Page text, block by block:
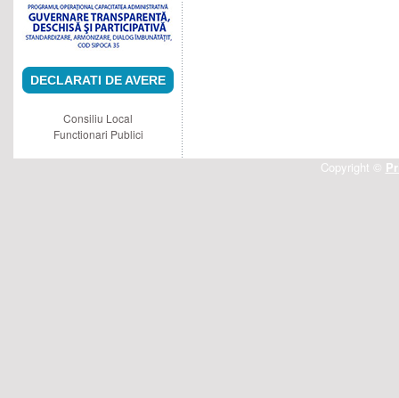
DECLARATI DE AVERE
Consiliu Local
Functionari Publici
Copyright ©